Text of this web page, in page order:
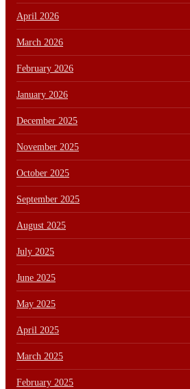
April 2026
March 2026
February 2026
January 2026
December 2025
November 2025
October 2025
September 2025
August 2025
July 2025
June 2025
May 2025
April 2025
March 2025
February 2025